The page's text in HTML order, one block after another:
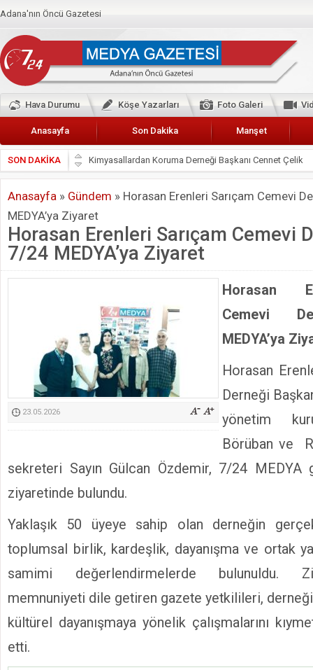
Adana'nın Öncü Gazetesi
Hava Durumu Köşe Yazarları Foto Galeri
Anasayfa Son Dakika Manşet
SON DAKİKA
Başkan Güler’den Başkan Karalar’a hizmet çağrısı
Lokantacılar ve Kebapçılar Esnaf Odası Başkanı Şefik
Hak-İş Abdurrahman Yücel
HDP İL BİNASININ ÖNÜNDE ANNELER TARİH
CEYHAN TİCARET ODASI
Hainler emellerine asla erişemeyecekler
BÖLGEMİZ ÇUKUROVA’DA 2019 YILI PAMUK
İyi Parti Yüreğir İlçe Başkanı Enis Akyürek
Kimyasallardan Koruma Derneği Başkanı Cennet Çelik
Anasayfa » Gündem » Horasan Erenleri Sarıçam Cemevi
MEDYA’ya Ziyaret
Horasan Erenleri Sarıçam Cemevi
7/24 MEDYA’ya Ziyaret
23.05.2026
Horasan
Cemevi
MEDYA’ya
Horasan
Derneği
yönetim
Börüban ve
sekreteri Sayın Gülcan Özdemir, 7/24 MEDYA
ziyaretinde bulundu.
Yaklaşık 50 üyeye sahip olan derneğin
toplumsal birlik, kardeşlik, dayanışma ve ortak
samimi değerlendirmelerde bulunuldu.
memnuniyeti dile getiren gazete yetkilileri,
kültürel dayanışmaya yönelik çalışmalarını
etti.